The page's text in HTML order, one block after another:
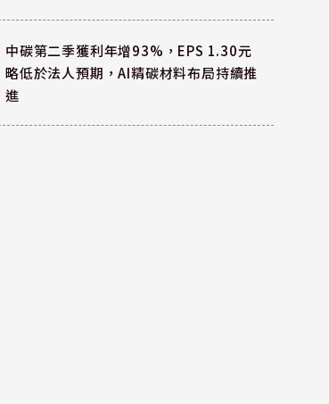
中碳第二季獲利年增93%，EPS 1.30元
略低於法人預期，AI精碳材料布局持續推
進